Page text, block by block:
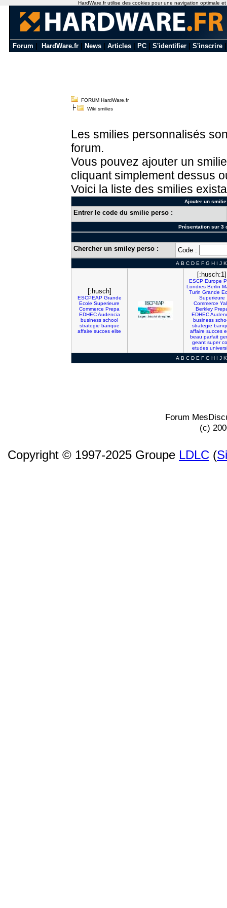
Forum HardWare.fr News Articles PC S'identifier S'inscrire
FORUM HardWare.fr
Wiki smilies
Les smilies personnalisés
forum.
Vous pouvez ajouter un
cliquant simplement dessus
Voici la liste des smilies
Ajouter un
Entrer le code du smilie perso :
Présentation sur 3
Chercher un smiley perso : Code :
A B C D E F G H I J K
[:husch]
ESCPEAP Grande
Ecole Superieure
Commerce Prepa
EDHEC Audencia
business school
strategie banque
affaire succes elite
[:husch:1]
ESCP Europe
Londres Berlin
Turin Grande
Superieure
Commerce
Berkley
EDHEC
business
strategie
affaire succes
beau parfait
geant super
etudes
A B C D E F G H I J K
Forum
(c)
Copyright © 1997-2025 Groupe LDLC (
HardWare.fr utilise des cookies pour une navigation optimale